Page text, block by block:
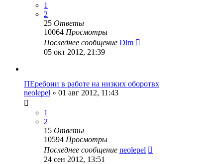
1
2
25 Ответы
10064 Просмотры
Последнее сообщение Dim
05 окт 2012, 21:39
ПЕребоии в работе на низких оборотвх
neolepel » 01 авг 2012, 11:43
1
2
15 Ответы
10594 Просмотры
Последнее сообщение neolepel
24 сен 2012, 13:51